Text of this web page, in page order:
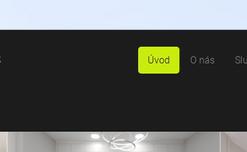
Úvod O nás